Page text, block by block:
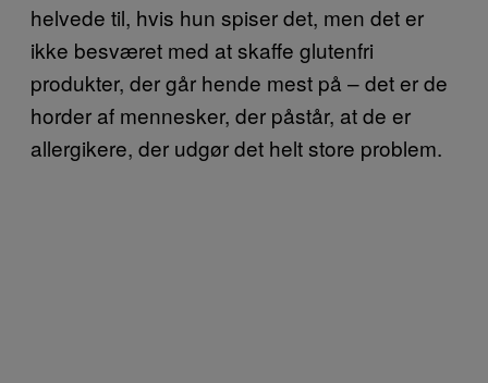
helvede til, hvis hun spiser det, men det er
ikke besværet med at skaffe glutenfri
produkter, der går hende mest på – det er de
horder af mennesker, der påstår, at de er
allergikere, der udgør det helt store problem.